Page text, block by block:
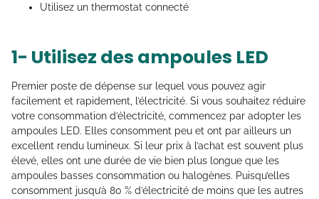
Utilisez un thermostat connecté
1- Utilisez des ampoules LED
Premier poste de dépense sur lequel vous pouvez agir
facilement et rapidement, l’électricité. Si vous souhaitez réduire
votre consommation d’électricité, commencez par adopter les
ampoules LED. Elles consomment peu et ont par ailleurs un
excellent rendu lumineux. Si leur prix à l’achat est souvent plus
élevé, elles ont une durée de vie bien plus longue que les
ampoules basses consommation ou halogènes. Puisqu’elles
consomment jusqu’à 80 % d’électricité de moins que les autres